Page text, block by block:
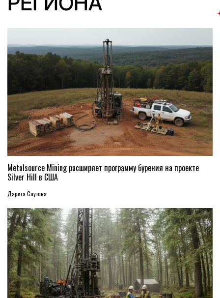
Metalsource Mining расширяет программу бурения на проекте
Silver Hill в США
Дарига Саутова